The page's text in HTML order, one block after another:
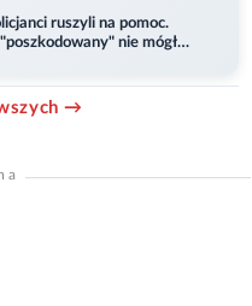
ruszyli na pomoc.
nie mógł
→